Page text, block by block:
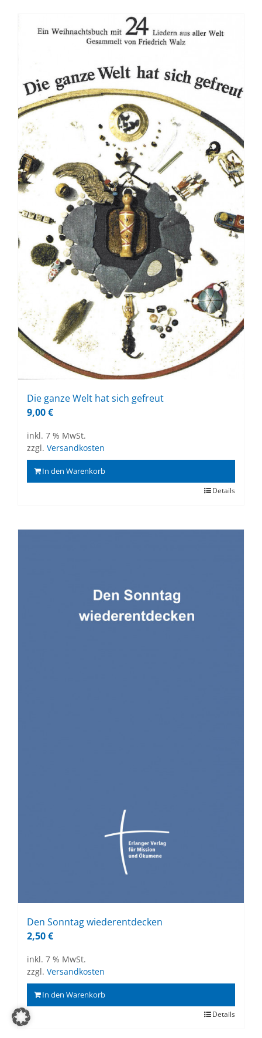
Die gan­ze Welt hat sich ge­freut
9,00€
inkl. 7 % MwSt.
zzgl. Versandkosten
In den Warenkorb
Details
Den Sonn­tag wie­der­ent­de­cken
2,50€
inkl. 7 % MwSt.
zzgl. Versandkosten
In den Warenkorb
Details